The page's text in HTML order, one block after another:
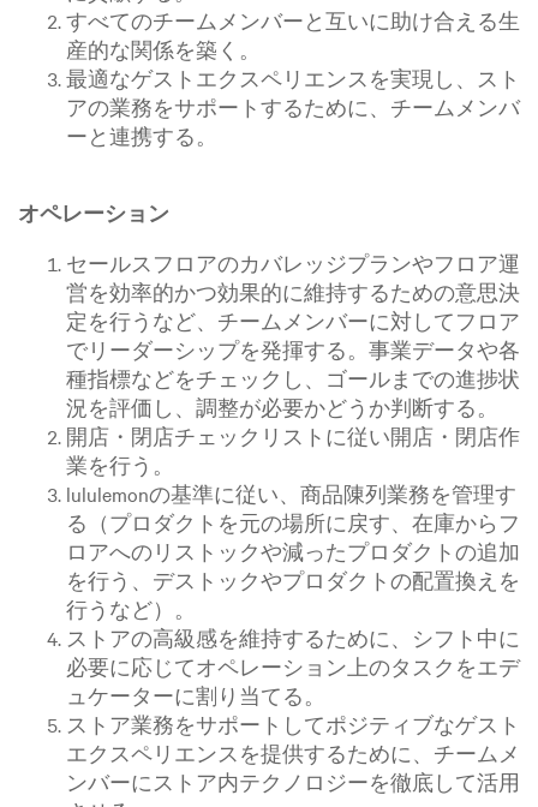
すべてのチームメンバーと互いに助け合える生
産的な関係を築く。
最適なゲストエクスペリエンスを実現し、スト
アの業務をサポートするために、チームメンバ
ーと連携する。
オペレーション
セールスフロアのカバレッジプランやフロア運
営を効率的かつ効果的に維持するための意思決
定を行うなど、チームメンバーに対してフロア
でリーダーシップを発揮する。事業データや各
種指標などをチェックし、ゴールまでの進捗状
況を評価し、調整が必要かどうか判断する。
開店・閉店チェックリストに従い開店・閉店作
業を行う。
lululemonの基準に従い、商品陳列業務を管理す
る（プロダクトを元の場所に戻す、在庫からフ
ロアへのリストックや減ったプロダクトの追加
を行う、デストックやプロダクトの配置換えを
行うなど）。
ストアの高級感を維持するために、シフト中に
必要に応じてオペレーション上のタスクをエデ
ュケーターに割り当てる。
ストア業務をサポートしてポジティブなゲスト
エクスペリエンスを提供するために、チームメ
ンバーにストア内テクノロジーを徹底して活用